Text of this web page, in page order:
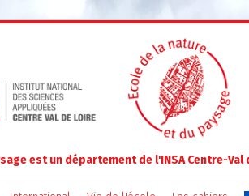
est un département de l'INSA Centre-Val